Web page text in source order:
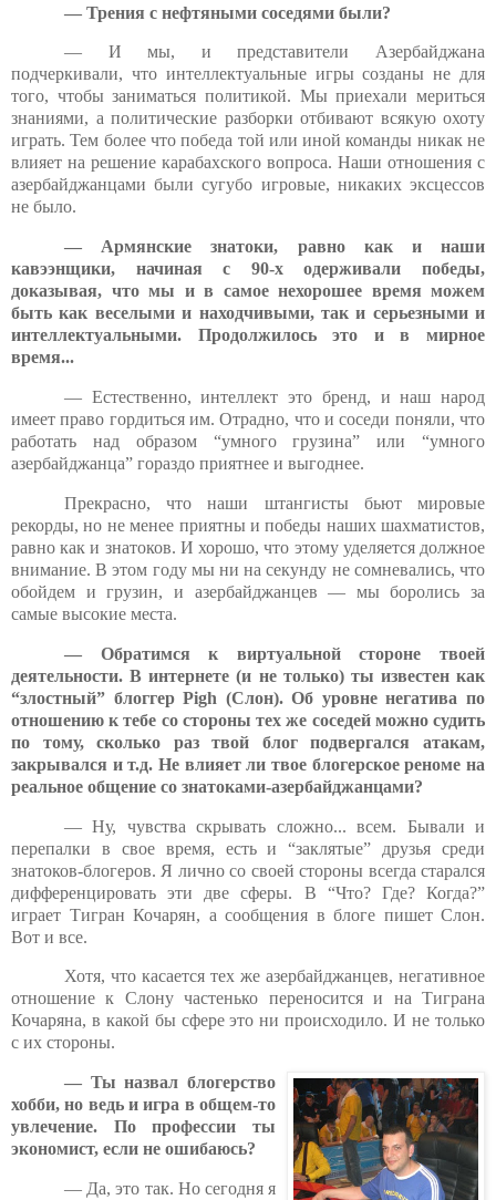
— Трения с нефтяными соседями были?
— И мы, и представители Азербайджана
подчеркивали, что интеллектуальные игры созданы не для
того, чтобы заниматься политикой. Мы приехали мериться
знаниями, а политические разборки отбивают всякую охоту
играть. Тем более что победа той или иной команды никак не
влияет на решение карабахского вопроса. Наши отношения с
азербайджанцами были сугубо игровые, никаких эксцессов
не было.
— Армянские знатоки, равно как и наши
кавээнщики, начиная с 90-х одерживали победы,
доказывая, что мы и в самое нехорошее время можем
быть как веселыми и находчивыми, так и серьезными и
интеллектуальными. Продолжилось это и в мирное
время...
— Естественно, интеллект это бренд, и наш народ
имеет право гордиться им. Отрадно, что и соседи поняли, что
работать над образом “умного грузина” или “умного
азербайджанца” гораздо приятнее и выгоднее.
Прекрасно, что наши штангисты бьют мировые
рекорды, но не менее приятны и победы наших шахматистов,
равно как и знатоков. И хорошо, что этому уделяется должное
внимание. В этом году мы ни на секунду не сомневались, что
обойдем и грузин, и азербайджанцев — мы боролись за
самые высокие места.
— Обратимся к виртуальной стороне твоей
деятельности. В интернете (и не только) ты известен как
“злостный” блоггерPigh (Слон). Об уровне негатива по
отношению к тебе со стороны тех же соседей можно судить
по тому, сколько раз твой блог подвергался атакам,
закрывался и т.д. Не влияет ли твое блогерское реноме на
реальное общение со знатоками-азербайджанцами?
— Ну, чувства скрывать сложно... всем. Бывали и
перепалки в свое время, есть и “заклятые” друзья среди
знатоков-блогеров. Я лично со своей стороны всегда старался
дифференцировать эти две сферы. В “Что? Где? Когда?”
играет Тигран Кочарян, а сообщения в блоге пишет Слон.
Вот и все.
Хотя, что касается тех же азербайджанцев, негативное
отношение к Слону частенько переносится и на Тиграна
Кочаряна, в какой бы сфере это ни происходило. И не только
с их стороны.
— Ты назвал блогерство
хобби, но ведь и игра в общем-то
увлечение. По профессии ты
экономист, если не ошибаюсь?
— Да, это так. Но сегодня я